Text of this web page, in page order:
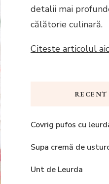
detalii mai
călătorie culinară.
Citeste articolul
RECENT
Covrig pufos cu
Supa cremă de
Unt de Leurda